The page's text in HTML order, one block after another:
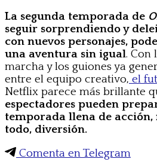
La segunda temporada de
seguir sorprendiendo y
con nuevos personajes,
una aventura sin igual. Con
marcha y los guiones ya
entre el equipo creativo, el
Netflix parece más brillante
espectadores pueden
temporada llena de acción,
todo, diversión.
Comenta en Telegram